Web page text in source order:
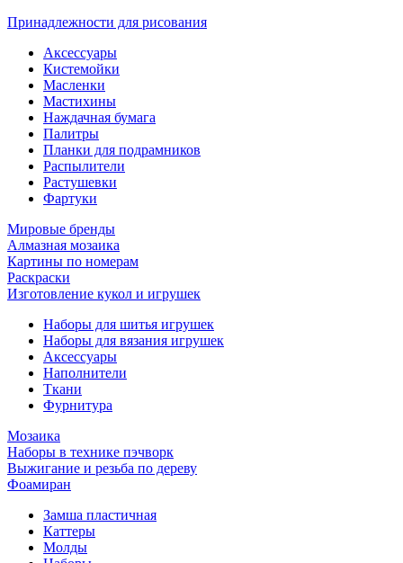
Принадлежности для рисования
Аксессуары
Кистемойки
Масленки
Мастихины
Наждачная бумага
Палитры
Планки для подрамников
Распылители
Растушевки
Фартуки
Мировые бренды
Алмазная мозаика
Картины по номерам
Раскраски
Изготовление кукол и игрушек
Наборы для шитья игрушек
Наборы для вязания игрушек
Аксессуары
Наполнители
Ткани
Фурнитура
Мозаика
Наборы в технике пэчворк
Выжигание и резьба по дереву
Фоамиран
Замша пластичная
Каттеры
Молды